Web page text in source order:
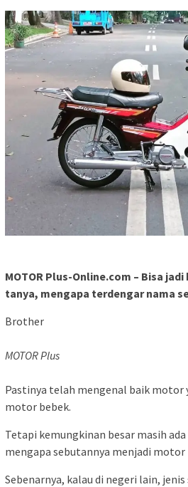
MOTOR Plus-Online.com – Bisa
tanya, mengapa terdengar nama
Brother
MOTOR Plus
Pastinya telah mengenal baik motor
motor bebek.
Tetapi kemungkinan besar masih
mengapa sebutannya menjadi motor
Sebenarnya, kalau di negeri lain,